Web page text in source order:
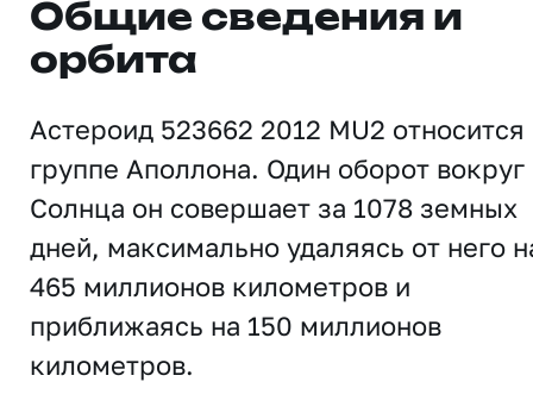
Общие сведения и
орбита
Астероид 523662 2012 MU2 относится
группе Аполлона. Один оборот вокруг
Солнца он совершает за 1078 земных
дней, максимально удаляясь от него
465 миллионов километров и
приближаясь на 150 миллионов
километров.